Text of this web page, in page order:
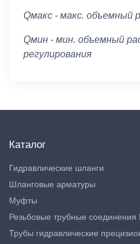
Qмакс - макс. объемный
Qмин - мин. объемный
регулирования
Каталог
Гидравлические шланги
Шланговые арматуры
Муфты
Резьбовые трубные соединения
Трубы гидравлические